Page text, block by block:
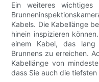
Ein weiteres
Kabels. Die Kabellänge
hinein inspizieren
einem Kabel, das
Brunnens zu erreichen.
Kabellänge von
dass Sie auch die